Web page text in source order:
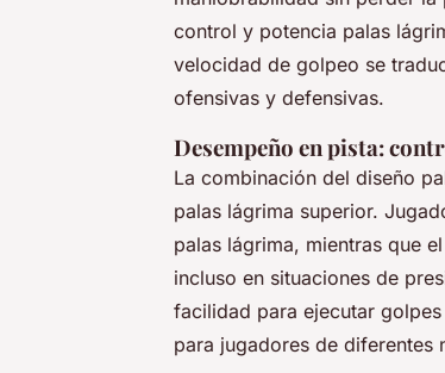
control y potencia palas
velocidad de golpeo se
ofensivas y defensivas.
Desempeño en pista:
La combinación del diseño
palas lágrima superior.
palas lágrima, mientras que
incluso en situaciones de
facilidad para ejecutar
para jugadores de diferentes